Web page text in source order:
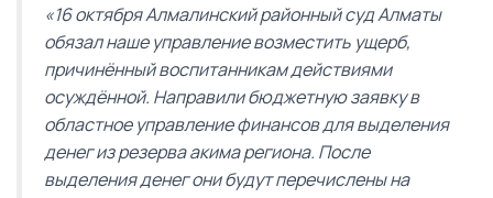
«16 октября Алмалинский районный суд Алматы
обязал наше управление возместить ущерб,
причинённый воспитанникам действиями
осуждённой. Направили бюджетную заявку в
областное управление финансов для выделения
денег из резерва акима региона. После
выделения денег они будут перечислены на